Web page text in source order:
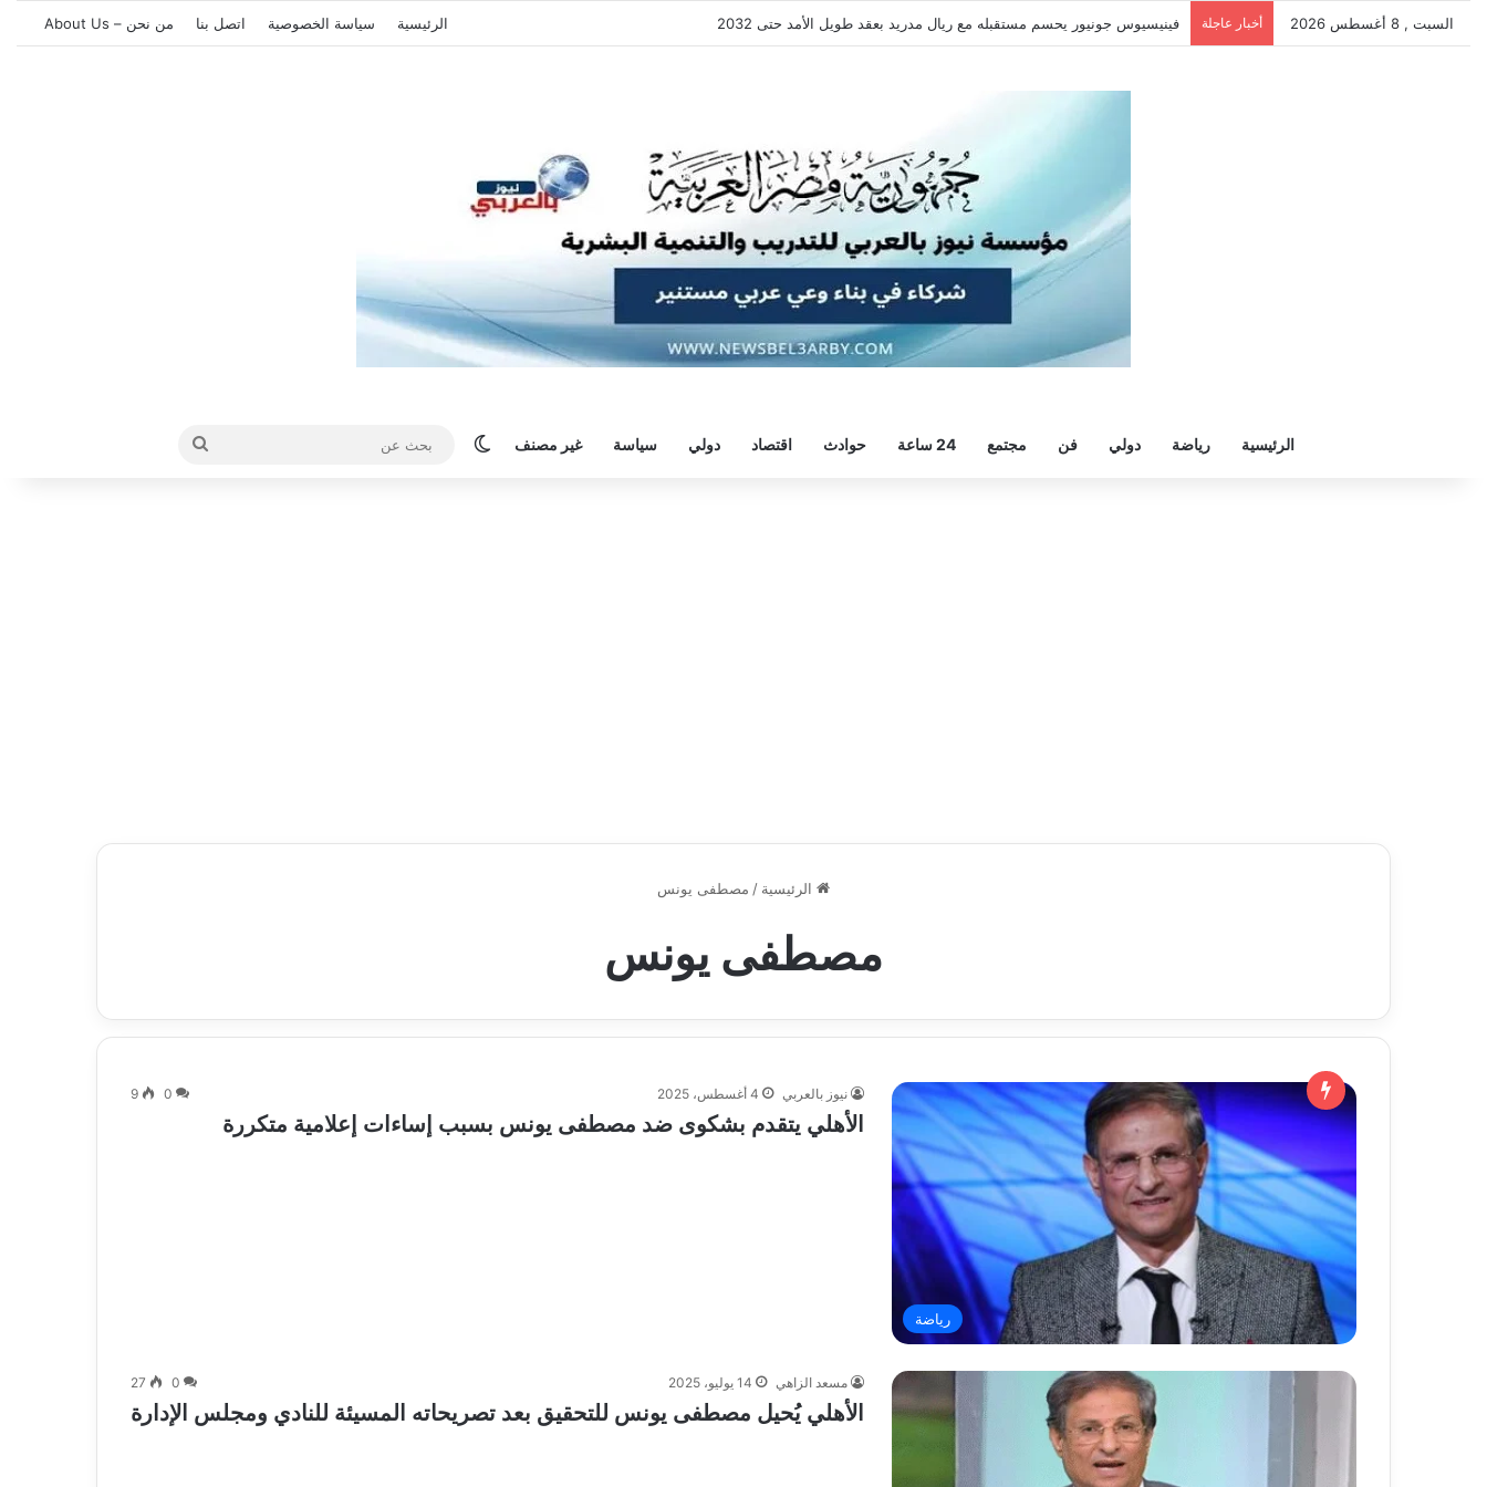
السبت , 8 أغسطس 2026 أخبار عاجلة فينيسيوس جونيور يحسم مستقبله مع ريال مدريد بعقد طويل الأمد حتى 2032 الرئيسية سياسة الخصوصية اتصل بنا من نحن – About Us
الرئيسية رياضة دولي فن مجتمع 24 ساعة حوادث اقتصاد دولي سياسة غير مصنف الوضع المظلم
بحث
الرئيسية / مصطفى يونس
مصطفى يونس
رياضة
نيوز بالعربي 4 أغسطس، 2025 0
9
الأهلي يتقدم بشكوى ضد مصطفى يونس بسبب إساءات إعلامية متكررة
مسعد الزاهي 14 يوليو، 2025 0
27
الأهلي يُحيل مصطفى يونس للتحقيق بعد تصريحاته المسيئة للنادي ومجلس الإدارة